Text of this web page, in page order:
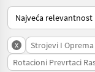
Tako se sortira na
x Strojevi I Oprema
Rotacioni Prevrtaci